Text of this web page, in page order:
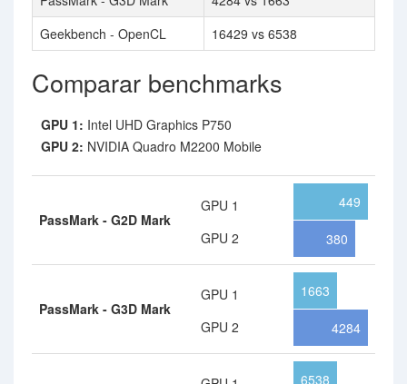
Geekbench - OpenCL
16429 vs 6538
Comparar benchmarks
GPU 1: Intel UHD Graphics P750
GPU 2: NVIDIA Quadro M2200 Mobile
PassMark - G2D Mark
GPU 1
GPU 2
449
380
PassMark - G3D Mark
GPU 1
GPU 2
1663
4284
6538